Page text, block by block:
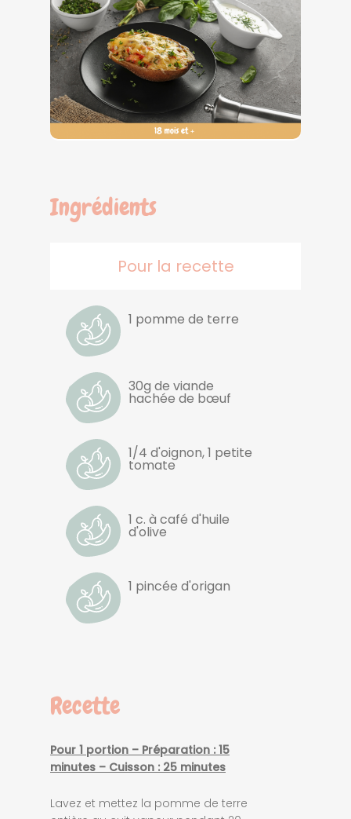
Ingrédients
Pour la recette
1 pomme de terre
30g de viande
hachée de bœuf
1/4 d'oignon, 1 petite
tomate
1 c. à café d'huile
d'olive
1 pincée d'origan
Recette
Pour 1 portion – Préparation : 15
minutes – Cuisson : 25 minutes
Lavez et mettez la pomme de terre